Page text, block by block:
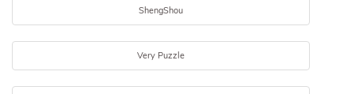
ShengShou
Very Puzzle